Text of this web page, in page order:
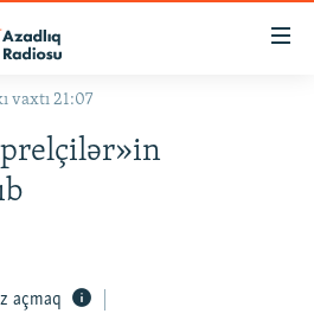
vaxtı 21:07
açmaq